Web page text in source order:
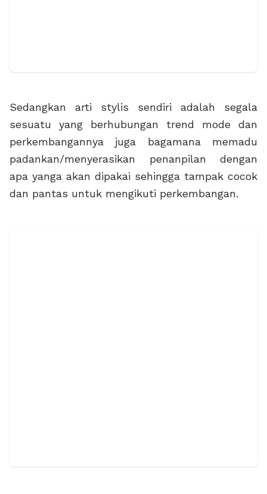
Sedangkan arti stylis sendiri adalah segala
sesuatu yang berhubungan trend mode dan
perkembangannya juga bagamana memadu
padankan/menyerasikan penanpilan dengan
apa yanga akan dipakai sehingga tampak cocok
dan pantas untuk mengikuti perkembangan.